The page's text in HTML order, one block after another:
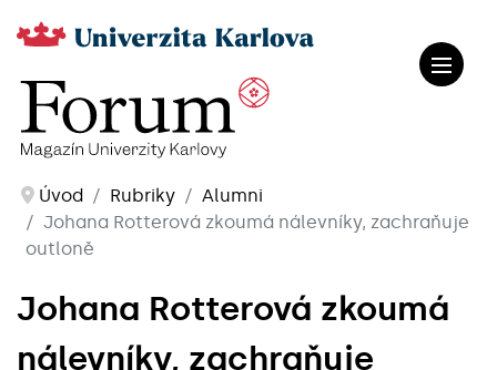
Úvod Rubriky
Alumni
Johana Rotterová zkoumá nálevníky, zachraňuje
outloně
Johana Rotterová zkoumá
nálevníky, zachraňuje